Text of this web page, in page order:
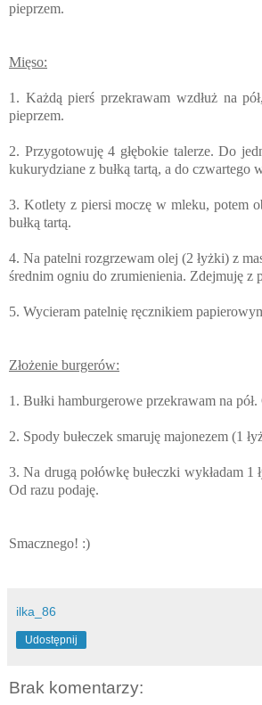
pieprzem.
Mięso:
1. Każdą pierś przekrawam wzdłuż na
pieprzem.
2. Przygotowuję 4 głębokie talerze. Do
kukurydziane z bułką tartą, a do czwartego
3. Kotlety z piersi moczę w mleku, potem
bułką tartą.
4. Na patelni rozgrzewam olej (2 łyżki) z
średnim ogniu do zrumienienia. Zdejmuję z
5. Wycieram patelnię ręcznikiem
Złożenie burgerów:
1. Bułki hamburgerowe przekrawam na
2. Spody bułeczek smaruję majonezem (1
3. Na drugą połówkę bułeczki wykładam
Od razu podaję.
Smacznego! :)
ilka_86
Udostępnij
Brak komentarzy: